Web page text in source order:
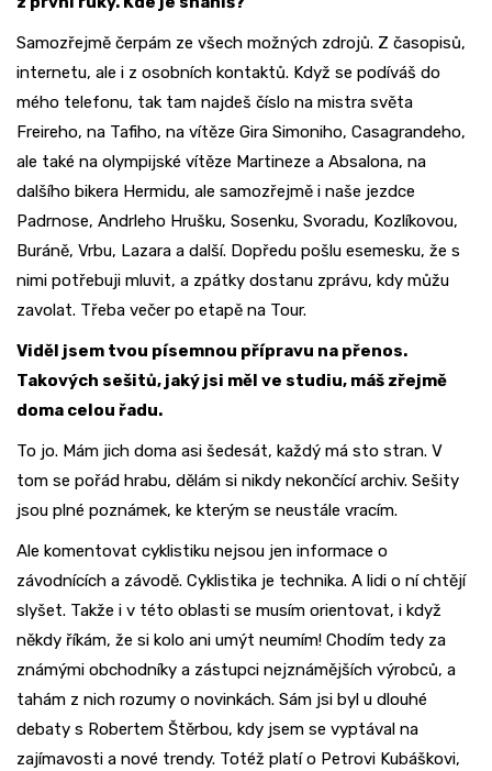
Samozřejmě čerpám ze všech možných zdrojů. Z časopisů,
internetu, ale i z osobních kontaktů. Když se podíváš do
mého telefonu, tak tam najdeš číslo na mistra světa
Freireho, na Tafiho, na vítěze Gira Simoniho, Casagrandeho,
ale také na olympijské vítěze Martineze a Absalona, na
dalšího bikera Hermidu, ale samozřejmě i naše jezdce
Padrnose, Andrleho Hrušku, Sosenku, Svoradu, Kozlíkovou,
Buráně, Vrbu, Lazara a další. Dopředu pošlu esemesku, že s
nimi potřebuji mluvit, a zpátky dostanu zprávu, kdy můžu
zavolat. Třeba večer po etapě na Tour.
Viděl jsem tvou písemnou přípravu na přenos.
Takových sešitů, jaký jsi měl ve studiu, máš zřejmě
doma celou řadu.
To jo. Mám jich doma asi šedesát, každý má sto stran. V
tom se pořád hrabu, dělám si nikdy nekončící archiv. Sešity
jsou plné poznámek, ke kterým se neustále vracím.
Ale komentovat cyklistiku nejsou jen informace o
závodnících a závodě. Cyklistika je technika. A lidi o ní chtějí
slyšet. Takže i v této oblasti se musím orientovat, i když
někdy říkám, že si kolo ani umýt neumím! Chodím tedy za
známými obchodníky a zástupci nejznámějších výrobců, a
tahám z nich rozumy o novinkách. Sám jsi byl u dlouhé
debaty s Robertem Štěrbou, kdy jsem se vyptával na
zajímavosti a nové trendy. Totéž platí o Petrovi Kubáškovi,